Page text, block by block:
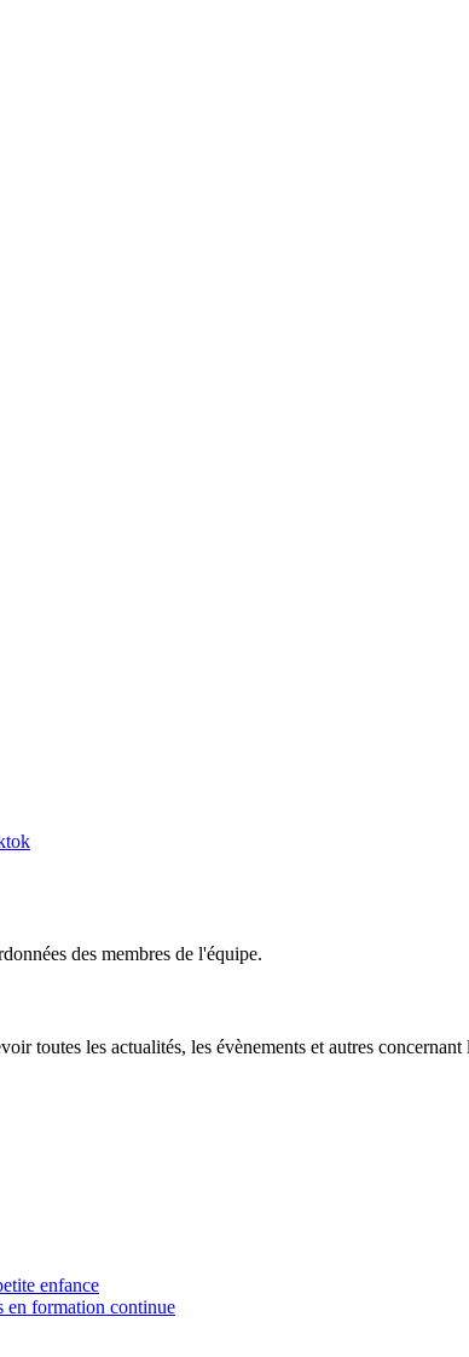
des membres de l'équipe.
toutes les actualités, les évènements et autres
enfance
en formation continue